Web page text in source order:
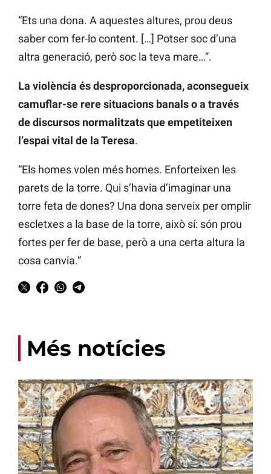
“Ets una dona. A aquestes altures, prou deus
saber com fer-lo content. […] Potser soc d’una
altra generació, però soc la teva mare…”.
La violència és desproporcionada, aconsegueix
camuflar-se rere situacions banals o a través
de discursos normalitzats que empetiteixen
l’espai vital de la Teresa.
“Els homes volen més homes. Enforteixen les
parets de la torre. Qui s’havia d’imaginar una
torre feta de dones? Una dona serveix per omplir
escletxes a la base de la torre, això sí: són prou
fortes per fer de base, però a una certa altura la
cosa canvia.”
Més notícies